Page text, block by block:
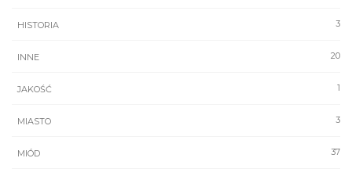
3
HISTORIA
20
INNE
1
JAKOŚĆ
3
MIASTO
37
MIÓD